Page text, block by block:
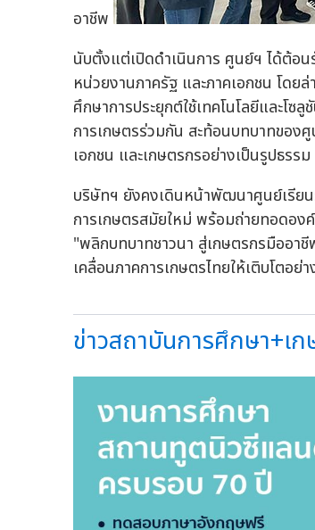
อาชีพ
นับตั้งแต่เปิดดำเนินการ ศูนย์ฯ ได้ต้อ
หน่วยงานภาครัฐ และภาคเอกชน โดย
ศึกษาการประยุกต์ใช้เทคโนโลยีและโ
การเกษตรร่วมกัน สะท้อนบทบาทของ
เอกชน และเกษตรกรอย่างเป็นรูปธรรม
บริษัทฯ ยังคงเดินหน้าพัฒนาศูนย์เรียน
การเกษตรสมัยใหม่ พร้อมถ่ายทอดอง
"พลิกบทบาทชาวนา สู่เกษตรกรมืออา
เคลื่อนภาคการเกษตรไทยให้เติบโตอย่
ข่าวสถาบันการศึกษา+เ